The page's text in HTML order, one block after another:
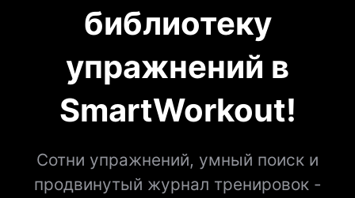
библиотеку
упражнений в
SmartWorkout!
Сотни упражнений, умный поиск и
продвинутый журнал тренировок -